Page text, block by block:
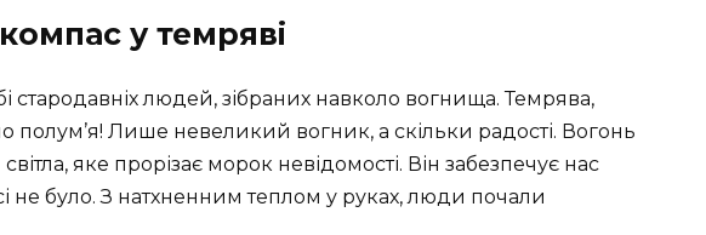
у темряві
стародавніх людей, зібраних навколо вогнища. Темрява,
полум’я! Лише невеликий вогник, а скільки радості. Вогонь
яке прорізає морок невідомості. Він забезпечує нас
не було. З натхненним теплом у руках, люди почали